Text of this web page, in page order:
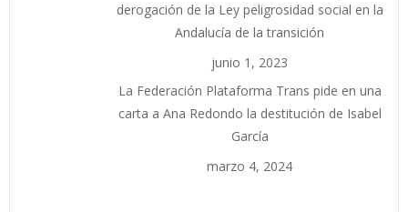
derogación de la Ley peligrosidad social en la
Andalucía de la transición
junio 1, 2023
La Federación Plataforma Trans pide en una
carta a Ana Redondo la destitución de Isabel
García
marzo 4, 2024